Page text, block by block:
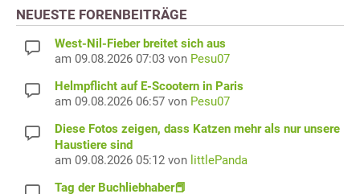
NEUESTE FORENBEITRÄGE
West-Nil-Fieber breitet sich aus
am 09.08.2026 07:03 von Pesu07
Helmpflicht auf E-Scootern in Paris
am 09.08.2026 06:57 von Pesu07
Diese Fotos zeigen, dass Katzen mehr als nur unsere
Haustiere sind
am 09.08.2026 05:12 von littlePanda
Tag der Buchliebhaber📕